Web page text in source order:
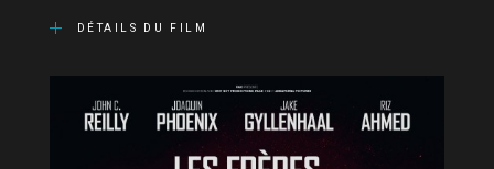
DÉTAILS DU FILM